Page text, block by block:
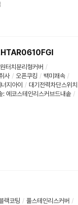
원터치분리형커버 /
사 / 오픈쿠킹 / 백미쾌속 /
지아이 / 대기전력차단스위치
: 에코스테인리스커브드내솥 /
랙코팅 / 풀스테인리스커버 /